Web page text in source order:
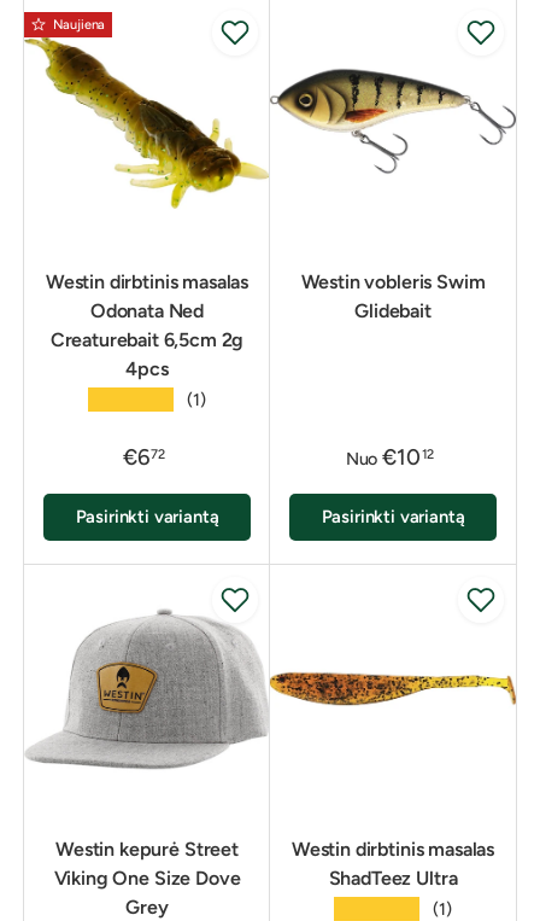
Naujiena
Westin dirbtinis masalas
Odonata Ned
Creaturebait 6,5cm 2g
4pcs
(1)
€672
Pasirinkti variantą
Westin vobleris Swim
Glidebait
Nuo €1012
Pasirinkti variantą
Westin kepurė Street
Viking One Size Dove
Grey
Westin dirbtinis masalas
ShadTeez Ultra
(1)